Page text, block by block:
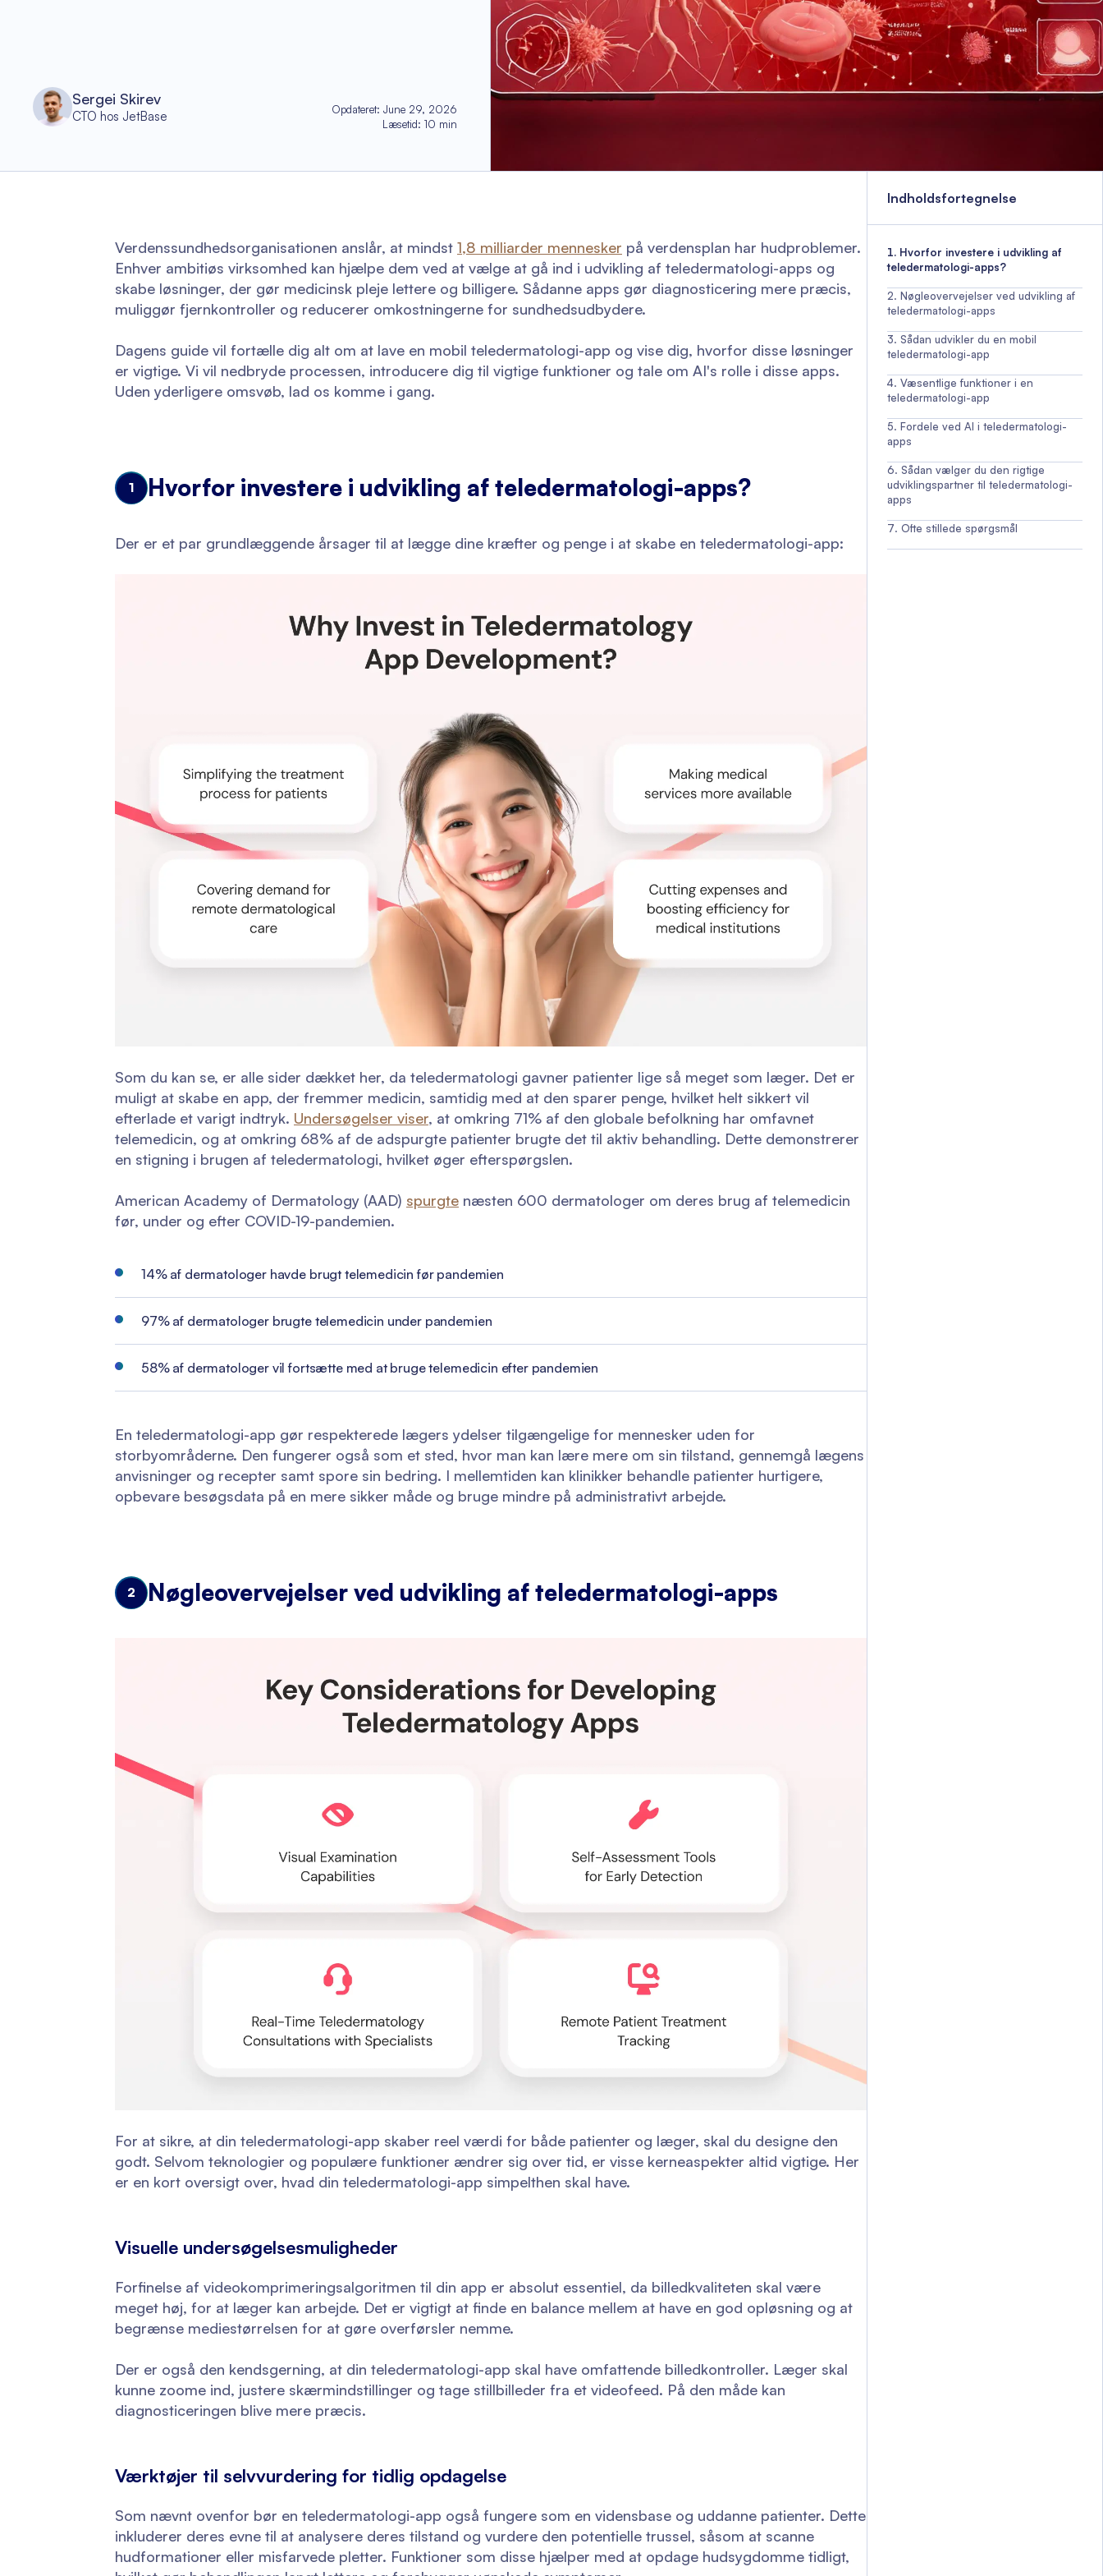
Sergei Skirev
CTO hos JetBase Opdateret:June 29, 2026
Læsetid:10 min
Verdenssundhedsorganisationen anslår, at mindst 1,8 milliarder mennesker på verdensplan har hudproblemer.
Enhver ambitiøs virksomhed kan hjælpe dem ved at vælge at gå ind i udvikling af teledermatologi-apps og
skabe løsninger, der gør medicinsk pleje lettere og billigere. Sådanne apps gør diagnosticering mere præcis,
muliggør fjernkontroller og reducerer omkostningerne for sundhedsudbydere.
Dagens guide vil fortælle dig alt om at lave en mobil teledermatologi-app og vise dig, hvorfor disse løsninger
er vigtige. Vi vil nedbryde processen, introducere dig til vigtige funktioner og tale om AI's rolle i disse apps.
Uden yderligere omsvøb, lad os komme i gang.
1 Hvorfor investere i udvikling af teledermatologi-apps?
Der er et par grundlæggende årsager til at lægge dine kræfter og penge i at skabe en teledermatologi-app:
Som du kan se, er alle sider dækket her, da teledermatologi gavner patienter lige så meget som læger. Det er
muligt at skabe en app, der fremmer medicin, samtidig med at den sparer penge, hvilket helt sikkert vil
efterlade et varigt indtryk. Undersøgelser viser, at omkring 71% af den globale befolkning har omfavnet
telemedicin, og at omkring 68% af de adspurgte patienter brugte det til aktiv behandling. Dette demonstrerer
en stigning i brugen af teledermatologi, hvilket øger efterspørgslen.
American Academy of Dermatology (AAD) spurgte næsten 600 dermatologer om deres brug af telemedicin
før, under og efter COVID-19-pandemien.
14% af dermatologer havde brugt telemedicin før pandemien
97% af dermatologer brugte telemedicin under pandemien
58% af dermatologer vil fortsætte med at bruge telemedicin efter pandemien
En teledermatologi-app gør respekterede lægers ydelser tilgængelige for mennesker uden for
storbyområderne. Den fungerer også som et sted, hvor man kan lære mere om sin tilstand, gennemgå lægens
anvisninger og recepter samt spore sin bedring. I mellemtiden kan klinikker behandle patienter hurtigere,
opbevare besøgsdata på en mere sikker måde og bruge mindre på administrativt arbejde.
2 Nøgleovervejelser ved udvikling af teledermatologi-apps
For at sikre, at din teledermatologi-app skaber reel værdi for både patienter og læger, skal du designe den
godt. Selvom teknologier og populære funktioner ændrer sig over tid, er visse kerneaspekter altid vigtige. Her
er en kort oversigt over, hvad din teledermatologi-app simpelthen skal have.
Visuelle undersøgelsesmuligheder
Forfinelse af videokomprimeringsalgoritmen til din app er absolut essentiel, da billedkvaliteten skal være
meget høj, for at læger kan arbejde. Det er vigtigt at finde en balance mellem at have en god opløsning og at
begrænse mediestørrelsen for at gøre overførsler nemme.
Der er også den kendsgerning, at din teledermatologi-app skal have omfattende billedkontroller. Læger skal
kunne zoome ind, justere skærmindstillinger og tage stillbilleder fra et videofeed. På den måde kan
diagnosticeringen blive mere præcis.
Værktøjer til selvvurdering for tidlig opdagelse
Som nævnt ovenfor bør en teledermatologi-app også fungere som en vidensbase og uddanne patienter. Dette
inkluderer deres evne til at analysere deres tilstand og vurdere den potentielle trussel, såsom at scanne
hudformationer eller misfarvede pletter. Funktioner som disse hjælper med at opdage hudsygdomme tidligt,
Indholdsfortegnelse
Hvorfor investere i udvikling af
teledermatologi-apps?
Nøgleovervejelser ved udvikling af
teledermatologi-apps
Sådan udvikler du en mobil
teledermatologi-app
Væsentlige funktioner i en
teledermatologi-app
Fordele ved AI i teledermatologi-
apps
Sådan vælger du den rigtige
udviklingspartner til teledermatologi-
apps
Ofte stillede spørgsmål